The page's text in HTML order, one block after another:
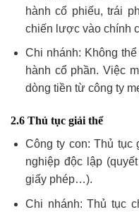
hành cổ phiếu, trái
chiến lược vào chính
Chi nhánh: Không
hành cổ phần. Việc
dòng tiền từ công ty
2.6 Thủ tục giải thể
Công ty con: Thủ tục
nghiệp độc lập
giấy phép…).
Chi nhánh: Thủ tục